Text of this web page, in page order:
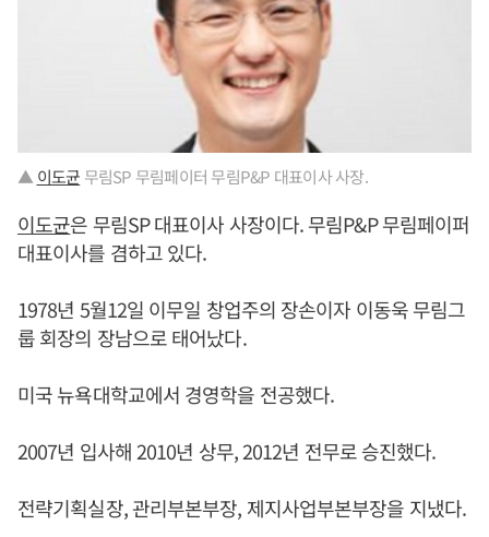
▲ 이도균 무림SP 무림페이터 무림P&P 대표이사 사장.
이도균은 무림SP 대표이사 사장이다. 무림P&P 무림페이퍼
대표이사를 겸하고 있다.
1978년 5월12일 이무일 창업주의 장손이자 이동욱 무림그
룹 회장의 장남으로 태어났다.
미국 뉴욕대학교에서 경영학을 전공했다.
2007년 입사해 2010년 상무, 2012년 전무로 승진했다.
전략기획실장, 관리부본부장, 제지사업부본부장을 지냈다.